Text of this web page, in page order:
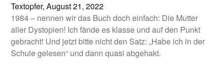
Textopfer,August 21, 2022
1984 – nennen wir das Buch doch einfach: Die Mutter
aller Dystopien! Ich fände es klasse und auf den Punkt
gebracht! Und jetzt bitte nicht den Satz: „Habe ich in der
Schule gelesen“ und dann quasi abgehakt.